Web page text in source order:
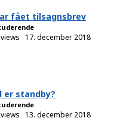
fået tilsagnsbrev
17. december 2018
er standby?
13. december 2018